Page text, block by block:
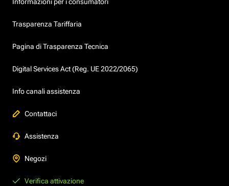
Informazioni per i consumatori
Trasparenza Tariffaria
Pagina di Trasparenza Tecnica
Digital Services Act (Reg. UE 2022/2065)
Info canali assistenza
Contattaci
Assistenza
Negozi
Verifica attivazione